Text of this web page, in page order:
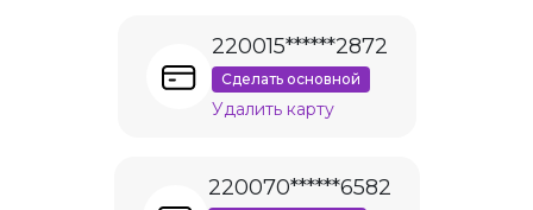
220015******2872
Сделать основной
Удалить карту
220070******6582